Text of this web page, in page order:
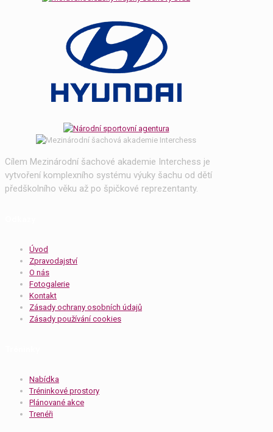
Cílem Mezinárodní šachové akademie Interchess je
vytvoření komplexního systému výuky šachu od dětí
předškolního věku až po špičkové reprezentanty.
Úvod
Zpravodajství
O nás
Fotogalerie
Kontakt
Zásady ochrany osobních údajů
Zásady používání cookies
Nabídka
Tréninkové prostory
Plánované akce
Trenéři